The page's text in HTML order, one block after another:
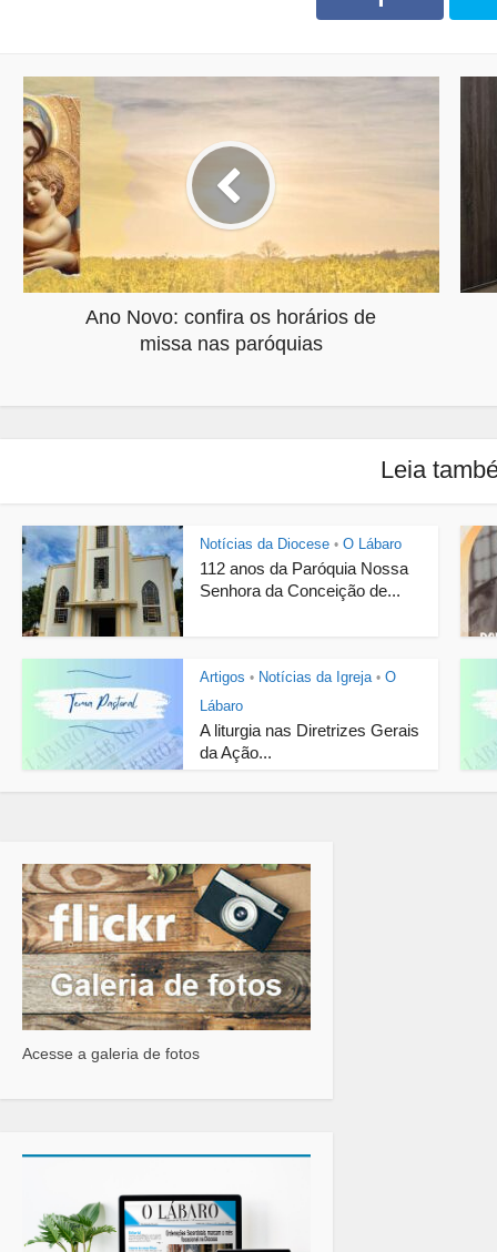
Ano Novo: confira os horários de
missa nas paróquias
Leia
Notícias da Diocese • O Lábaro
112 anos da Paróquia Nossa
Senhora da Conceição de...
Artigos • Notícias da Igreja • O
Lábaro
A liturgia nas Diretrizes Gerais
da Ação...
Acesse a galeria de fotos